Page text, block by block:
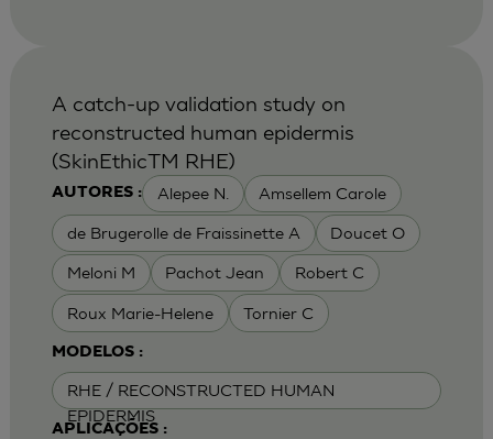
AUTORES : Alepee N. Amsellem Carole
de Brugerolle de Fraissinette A Doucet O
Meloni M Pachot Jean Robert C
Roux Marie-Helene Tornier C
MODELOS :
RHE / RECONSTRUCTED HUMAN
EPIDERMIS
APLICAÇÕES :
A catch-up validation study on
reconstructed human epidermis
(SkinEthicTM RHE)